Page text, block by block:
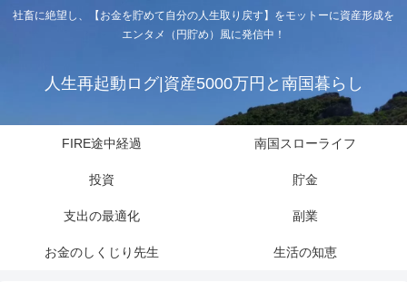
社畜に絶望し、【お金を貯めて自分の人生取り戻す】をモットーに資産形成を
エンタメ（円貯め）風に発信中！
人生再起動ログ|資産5000万円と南国暮らし
FIRE途中経過 南国スローライフ
投資 貯金
支出の最適化 副業
お金のしくじり先生 生活の知恵